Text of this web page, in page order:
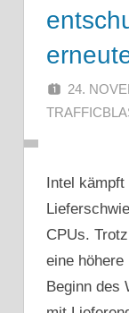
24.
Intel
CPUs.
eine
Beginn des